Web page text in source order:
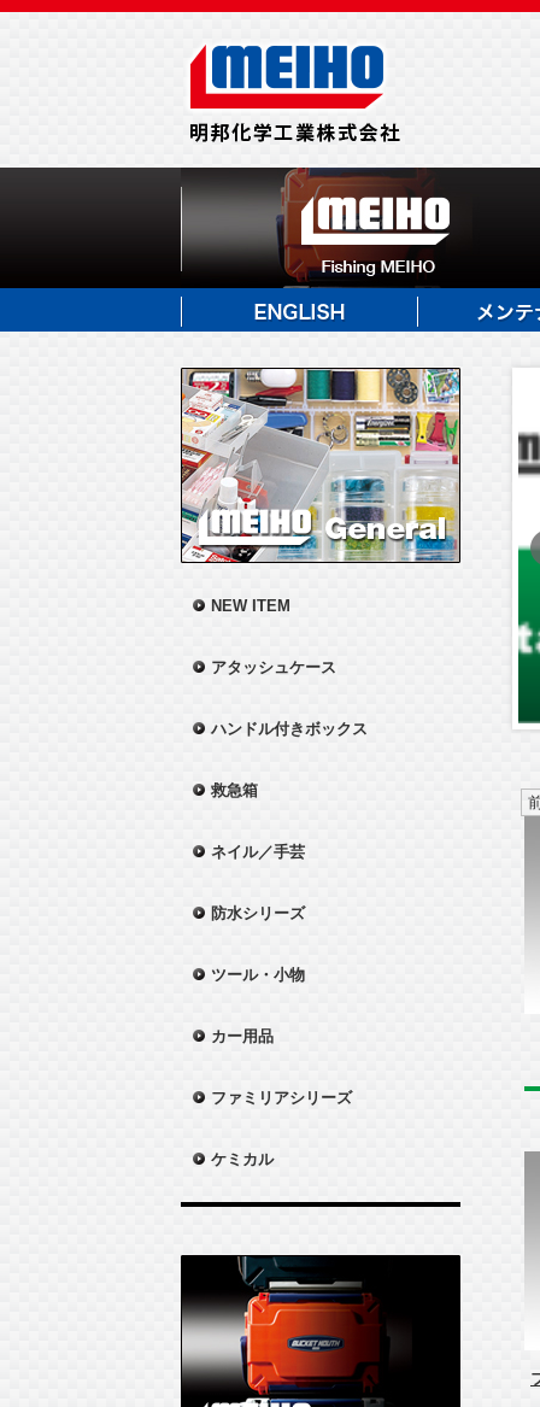
NEW ITEM
アタッシュケース
ハンドル付きボックス
救急箱
ネイル／手芸
防水シリーズ
ツール・小物
カー用品
ファミリアシリーズ
ケミカル